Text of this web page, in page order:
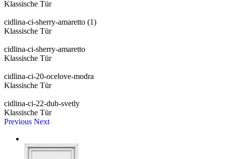
Klassische Tür
cidlina-ci-sherry-amaretto (1)
Klassische Tür
cidlina-ci-sherry-amaretto
Klassische Tür
cidlina-ci-20-ocelove-modra
Klassische Tür
cidlina-ci-22-dub-svetly
Klassische Tür
Previous Next